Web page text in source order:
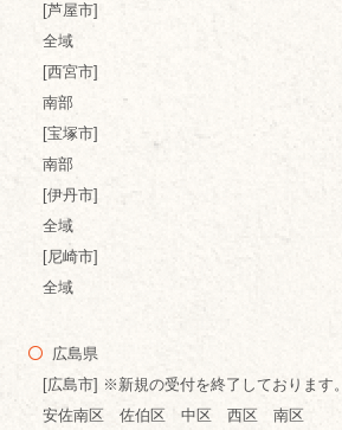
[芦屋市]
全域
[西宮市]
南部
[宝塚市]
南部
[伊丹市]
全域
[尼崎市]
全域
広島県
[広島市] ※新規の受付を終了しております。
安佐南区 佐伯区 中区 西区 南区